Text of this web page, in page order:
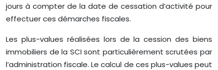
jours à compter de la date de cessation d’activité pour
effectuer ces démarches fiscales.
Les plus-values réalisées lors de la cession des biens
immobiliers de la SCI sont particulièrement scrutées par
l’administration fiscale. Le calcul de ces plus-values peut